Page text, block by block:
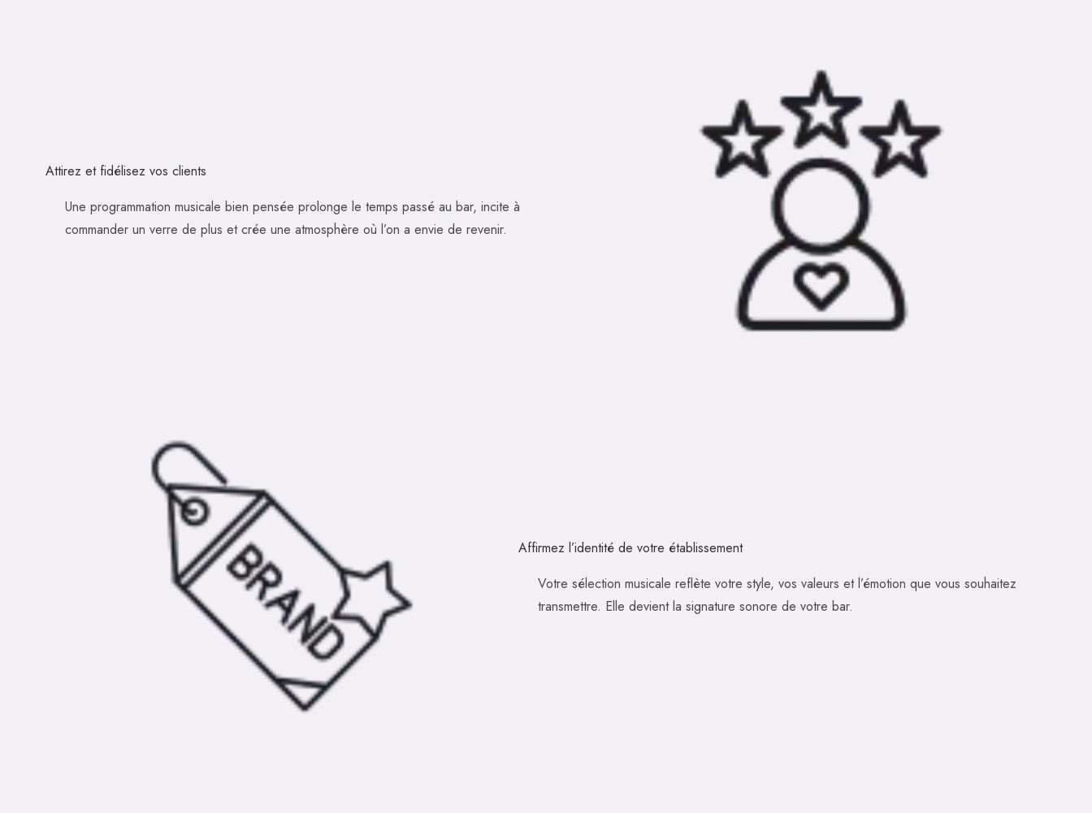
Attirez et fidélisez vos clients
Une programmation musicale bien pensée prolonge le temps passé au bar, incite à
commander un verre de plus et crée une atmosphère où l’on a envie de revenir.
Affirmez l’identité de votre établissement
Votre sélection musicale reflète votre style, vos valeurs et l’émotion que vous souhaitez
transmettre. Elle devient la signature sonore de votre bar.